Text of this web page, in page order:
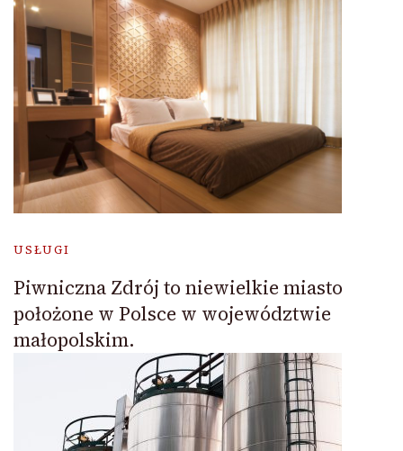
USŁUGI
Piwniczna Zdrój to niewielkie miasto
położone w Polsce w województwie
małopolskim.